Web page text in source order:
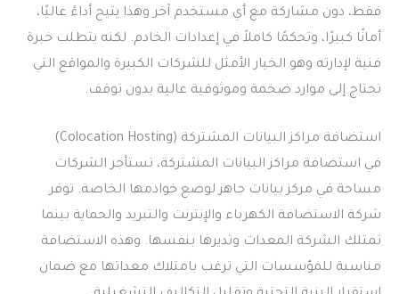
فقط، دون مشاركة مع أي مستخدم آخر وهذا يتيح أداءً عاليًا،
أمانًا كبيرًا، وتحكمًا كاملاً في إعدادات الخادم. لكنه يتطلب خبرة
فنية لإدارته وهو الخيار الأمثل للشركات الكبيرة والمواقع التي
تحتاج إلى موارد ضخمة وموثوقية عالية بدون توقف.
استضافة مراكز البيانات المشتركة (Colocation Hosting)
في استضافة مراكز البيانات المشتركة، تستأجر الشركات
مساحة في مركز بيانات جاهز لوضع خوادمها الخاصة. توفر
شركة الاستضافة الكهرباء والإنترنت والتبريد والحماية بينما
تمتلك الشركة المعدات وتديرها بنفسها. وهذه الاستضافة
مناسبة للمؤسسات التي ترغب بامتلاك معداتها مع ضمان